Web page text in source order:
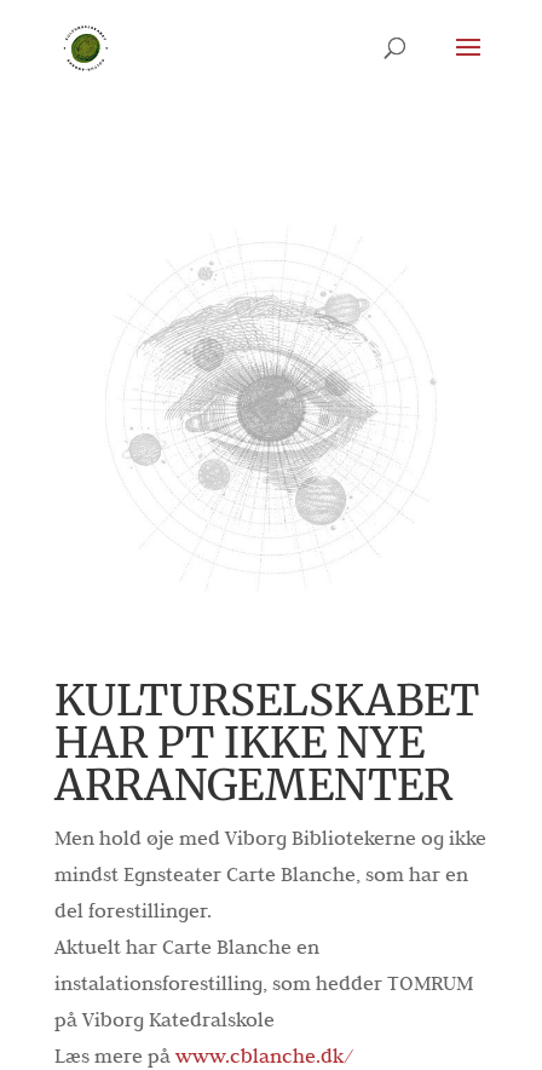
KULTURSELSKABET
HAR PT IKKE NYE
ARRANGEMENTER
Men hold øje med Viborg Bibliotekerne og ikke
mindst Egnsteater Carte Blanche, som har en
del forestillinger.
Aktuelt har Carte Blanche en
instalationsforestilling, som hedder TOMRUM
på Viborg Katedralskole
Læs mere på www.cblanche.dk/